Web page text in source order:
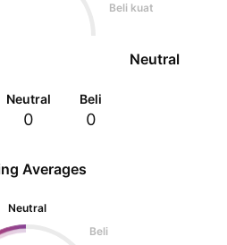
Beli kuat
Neutral
Neutral
0
Beli
0
Averages
Neutral
Beli